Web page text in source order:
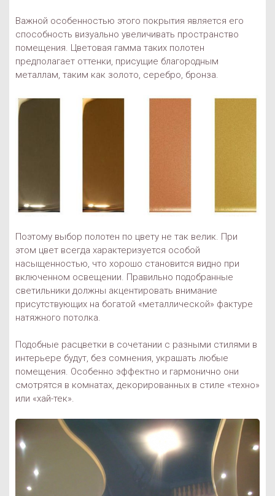
Важной особенностью этого покрытия является его
способность визуально увеличивать пространство
помещения. Цветовая гамма таких полотен
предполагает оттенки, присущие благородным
металлам, таким как золото, серебро, бронза.
Поэтому выбор полотен по цвету не так велик. При
этом цвет всегда характеризуется особой
насыщенностью, что хорошо становится видно при
включенном освещении. Правильно подобранные
светильники должны акцентировать внимание
присутствующих на богатой «металлической» фактуре
натяжного потолка.
Подобные расцветки в сочетании с разными стилями в
интерьере будут, без сомнения, украшать любые
помещения. Особенно эффектно и гармонично они
смотрятся в комнатах, декорированных в стиле «техно»
или «хай-тек».